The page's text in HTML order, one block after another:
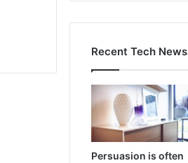
Recent Tech News
Persuasion is often